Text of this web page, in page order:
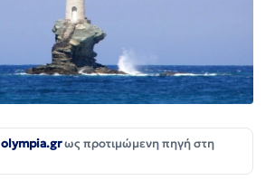
olympia.grως προτιμώμενη πηγή στη